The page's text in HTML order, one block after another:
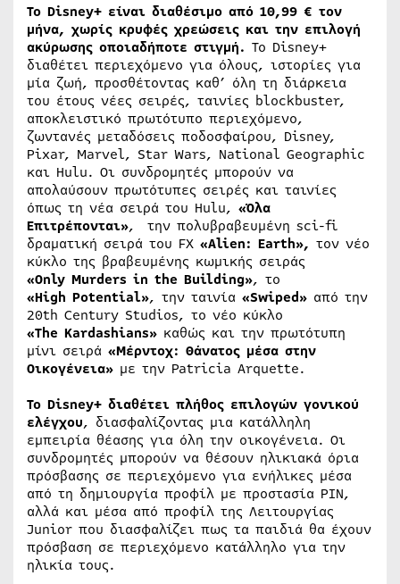
Το Disney+ είναι διαθέσιμο από 10,99 € τον
μήνα, χωρίς κρυφές χρεώσεις και την επιλογή
ακύρωσης οποιαδήποτε στιγμή. Το Disney+
διαθέτει περιεχόμενο για όλους, ιστορίες για
μία ζωή, προσθέτοντας καθ’ όλη τη διάρκεια
του έτους νέες σειρές, ταινίες blockbuster,
αποκλειστικό πρωτότυπο περιεχόμενο,
ζωντανές μεταδόσεις ποδοσφαίρου, Disney,
Pixar, Marvel, Star Wars, National Geographic
και Hulu. Οι συνδρομητές μπορούν να
απολαύσουν πρωτότυπες σειρές και ταινίες
όπως τη νέα σειρά του Hulu, «Όλα
Επιτρέπονται», την πολυβραβευμένη sci-fi
δραματική σειρά του FX «Alien: Earth», τον νέο
κύκλο της βραβευμένης κωμικής σειράς
«Only Murders in the Building», το
«High Potential», την ταινία «Swiped» από την
20th Century Studios, το νέο κύκλο
«The Kardashians» καθώς και την πρωτότυπη
μίνι σειρά «Μέρντοχ: Θάνατος μέσα στην
Οικογένεια» με την Patricia Arquette.
Το Disney+ διαθέτει πλήθος επιλογών γονικού
ελέγχου, διασφαλίζοντας μια κατάλληλη
εμπειρία θέασης για όλη την οικογένεια. Οι
συνδρομητές μπορούν να θέσουν ηλικιακά όρια
πρόσβασης σε περιεχόμενο για ενήλικες μέσα
από τη δημιουργία προφίλ με προστασία PIN,
αλλά και μέσα από προφίλ της Λειτουργίας
Junior που διασφαλίζει πως τα παιδιά θα έχουν
πρόσβαση σε περιεχόμενο κατάλληλο για την
ηλικία τους.